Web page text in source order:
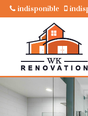
indisponible